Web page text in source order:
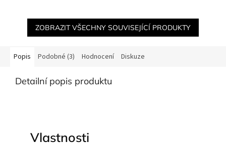
ZOBRAZIT VŠECHNY SOUVISEJÍCÍ PRODUKTY
Popis Podobné (3) Hodnocení Diskuze
Detailní popis produktu
Vlastnosti